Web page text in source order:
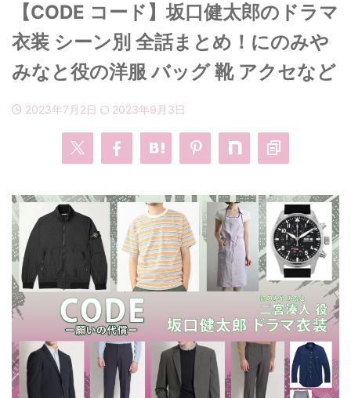
・堀田真由
多部未華子
広瀬すず
あのクズ
・若草物語
・わたしの宝物
ライオンの隠れ家
・ワンピース
・ 腕時計
【CODE コード】坂口健太郎のドラマ
衣装 シーン別 全話まとめ！にのみや
みなと役の洋服 バッグ 靴 アクセなど
2023年7月2日 2023年9月3日